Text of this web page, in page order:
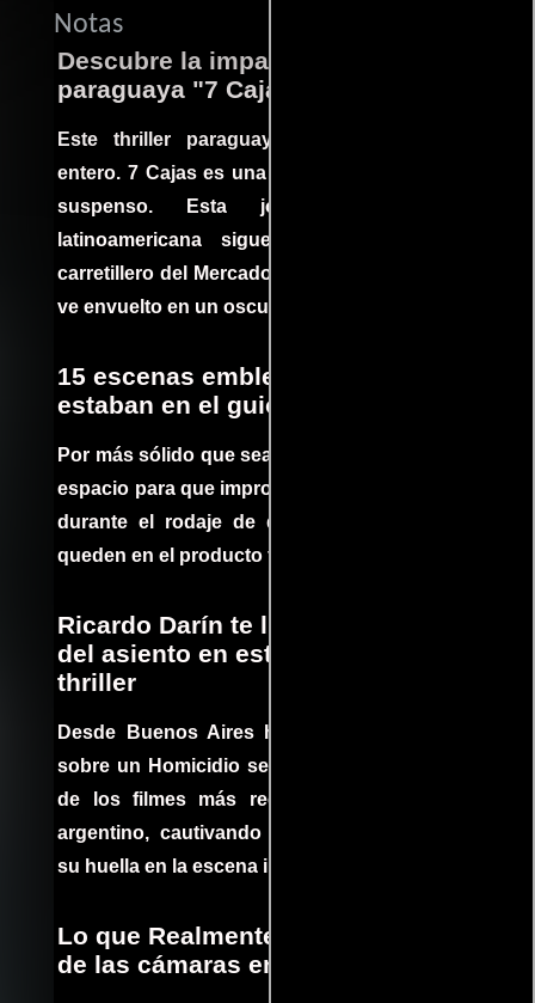
Notas
Descubre la impactante película
paraguaya "7 Cajas"
Este thriller paraguayo cautivó al mundo
entero. 7 Cajas es una explosión de acción y
suspenso. Esta joya cinematográfica
latinoamericana sigue la historia de un
carretillero del Mercado 4 de Asunción que se
ve envuelto en un oscuro mundo de crimen
15 escenas emblemáticas que no
estaban en el guion
Por más sólido que sea un guión siempre hay
espacio para que improvisaciones que se dan
durante el rodaje de determinadas escenas
queden en el producto final.
Ricardo Darín te llevará al borde
del asiento en este increíble
thriller
Desde Buenos Aires hasta el mundo, Tesis
sobre un Homicidio se ha convertido en uno
de los filmes más recomendados del cine
argentino, cautivando audiencias y dejando
su huella en la escena internacional.
Lo que Realmente Sucedió detrás
de las cámaras en Jurassic Park